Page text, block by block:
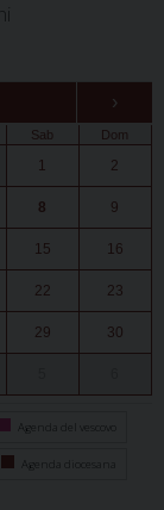
›
Sab Dom
1 2
8 9
15 16
22 23
29 30
Agenda del vescovo
Agenda diocesana